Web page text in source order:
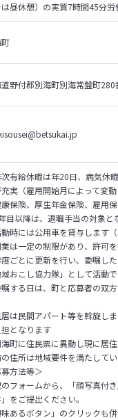
は昼休憩）の実質7時間45分労
野付郡別海町別海常盤町280
次有給休暇は年20日、病気休
実（雇用開始月によって変動
康保険、厚生年金保険、雇用
目以降は、退職手当の対象と
動時には公用車を貸与します
業は一定の制限があり、許可
度ごとに更新を行い、委嘱し
域おこし協力隊」として活動
嘱する日は、町と応募者の双
居は民間アパート等を斡旋し
となります
海町に住民票に異動し現に居
住所は地域要件を満たして
方法等＞
フォームから、「顔写真付
をご提出ください。
味あるボタン」のクリックも